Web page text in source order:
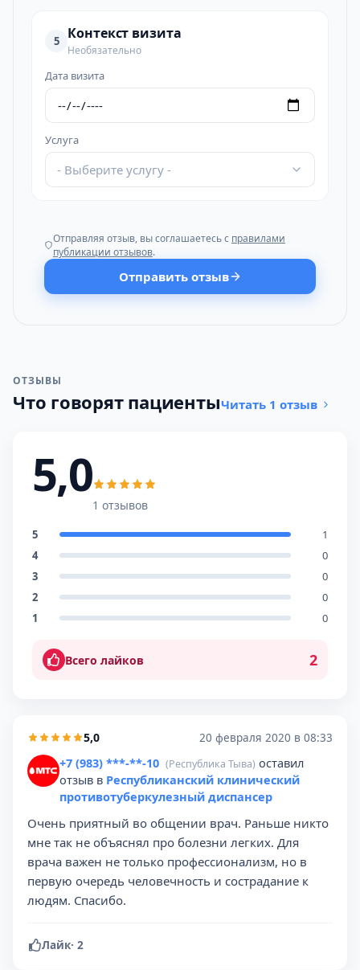
5 Контекст визита
Необязательно
Дата визита
Услуга
- Выберите услугу -
Отправляя отзыв, вы соглашаетесь с правилами
публикации отзывов.
Отправить отзыв
ОТЗЫВЫ
Что говорят пациентыЧитать 1 отзыв
5,0
1 отзывов
5
1
4
0
3
0
2
0
1
0
Всего лайков 2
5,0 20 февраля 2020 в 08:33
+7 (983) ***-**-10 (Республика Тыва) оставил
отзыв в Республиканский клинический
противотуберкулезный диспансер
Очень приятный во общении врач. Раньше никто
мне так не объяснял про болезни легких. Для
врача важен не только профессионализм, но в
первую очередь человечность и сострадание к
людям. Спасибо.
Лайк· 2